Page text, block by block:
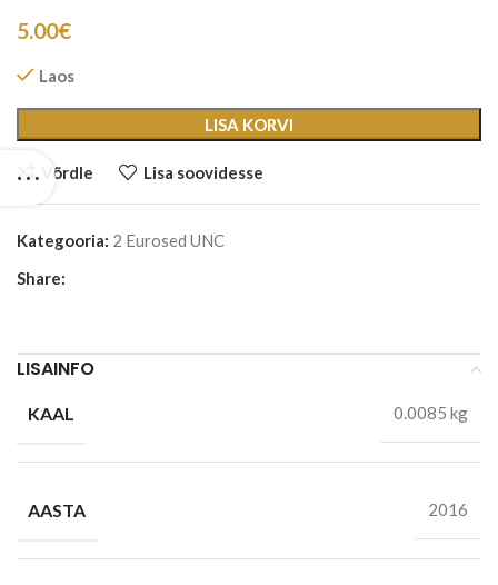
5.00€
Laos
LISA KORVI
Võrdle Lisa soovidesse
Kategooria: 2 Eurosed UNC
Share:
LISAINFO
KAAL 0.0085 kg
AASTA 2016